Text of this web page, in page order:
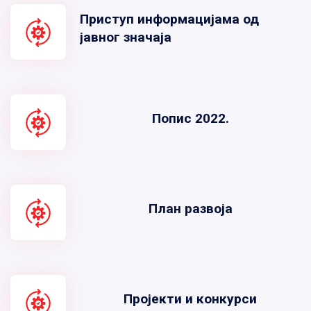
Приступ информацијама од
јавног значаја
Попис 2022.
План развоја
Пројекти и конкурси